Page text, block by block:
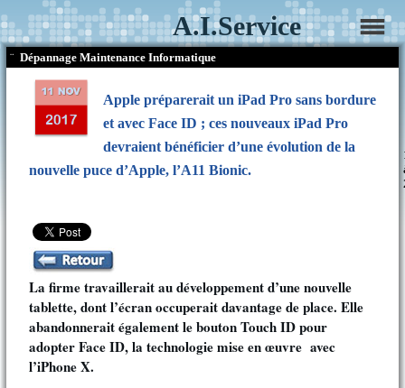
A.I.Service
¨ Dépannage Maintenance Informatique
Apple préparerait un iPad Pro sans bordure
et avec Face ID ; ces nouveaux iPad Pro
devraient bénéficier d’une évolution de la
nouvelle puce d’Apple, l’A11 Bionic.
La firme travaillerait au développement d’une nouvelle
tablette, dont l’écran occuperait davantage de place. Elle
abandonnerait également le bouton Touch ID pour
adopter Face ID, la technologie mise en œuvre avec
l’iPhone X.